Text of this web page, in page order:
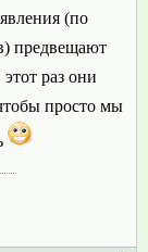
(по
предвещают
раз они
просто мы